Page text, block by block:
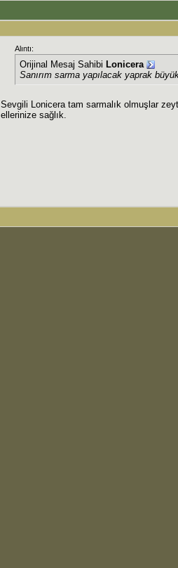
Alıntı:
Orijinal Mesaj Sahibi Lonicera
Sanırım sarma yapılacak yaprak
Sevgili Lonicera tam sarmalık olmuşlar
ellerinize sağlık.